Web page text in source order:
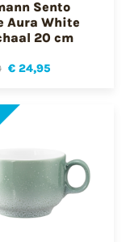
Sento
Aura White
20 cm
€ 24,95